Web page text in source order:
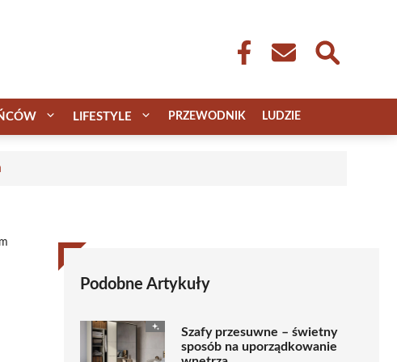
LIFESTYLE PRZEWODNIK LUDZIE
Podobne Artykuły
Szafy przesuwne – świetny
sposób na uporządkowanie